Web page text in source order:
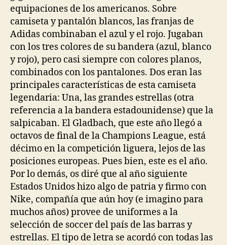
equipaciones de los americanos. Sobre
camiseta y pantalón blancos, las franjas de
Adidas combinaban el azul y el rojo. Jugaban
con los tres colores de su bandera (azul, blanco
y rojo), pero casi siempre con colores planos,
combinados con los pantalones. Dos eran las
principales características de esta camiseta
legendaria: Una, las grandes estrellas (otra
referencia a la bandera estadounidense) que la
salpicaban. El Gladbach, que este año llegó a
octavos de final de la Champions League, está
décimo en la competición liguera, lejos de las
posiciones europeas. Pues bien, este es el año.
Por lo demás, os diré que al año siguiente
Estados Unidos hizo algo de patria y firmo con
Nike, compañía que aún hoy (e imagino para
muchos años) provee de uniformes a la
selección de soccer del país de las barras y
estrellas. El tipo de letra se acordó con todas las